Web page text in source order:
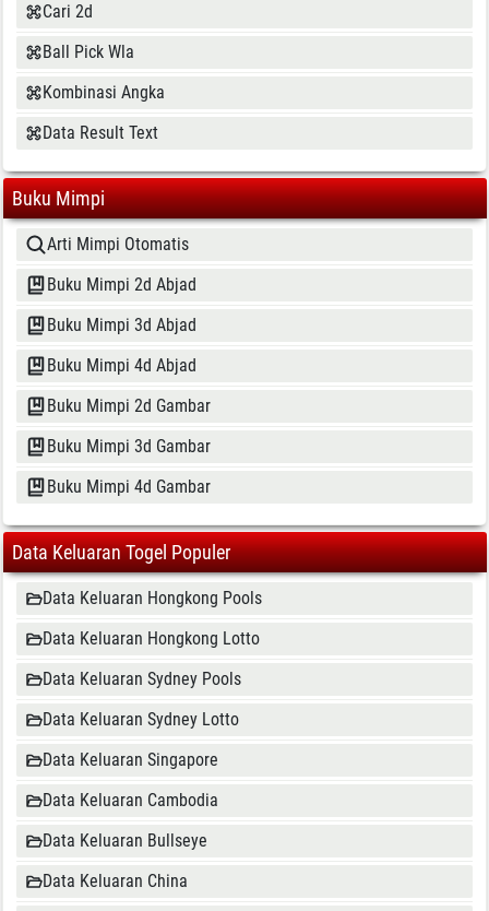
Cari 2d
Ball Pick Wla
Kombinasi Angka
Data Result Text
Buku Mimpi
Arti Mimpi Otomatis
Buku Mimpi 2d Abjad
Buku Mimpi 3d Abjad
Buku Mimpi 4d Abjad
Buku Mimpi 2d Gambar
Buku Mimpi 3d Gambar
Buku Mimpi 4d Gambar
Data Keluaran Togel Populer
Data Keluaran Hongkong Pools
Data Keluaran Hongkong Lotto
Data Keluaran Sydney Pools
Data Keluaran Sydney Lotto
Data Keluaran Singapore
Data Keluaran Cambodia
Data Keluaran Bullseye
Data Keluaran China